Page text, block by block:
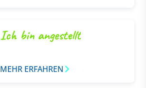
Ich bin angestellt
MEHR ERFAHREN